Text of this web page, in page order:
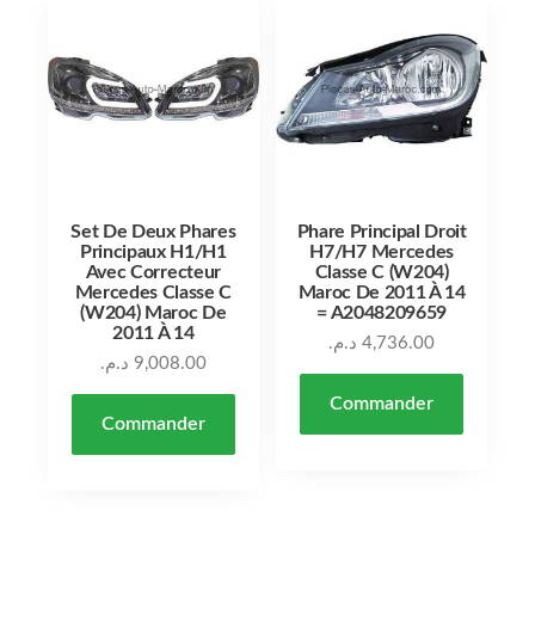
Set De Deux Phares
Principaux H1/H1
Avec Correcteur
Mercedes Classe C
(W204) Maroc De
2011 À 14
9,008.00 د.م.
Commander
Phare Principal Droit
H7/H7 Mercedes
Classe C (W204)
Maroc De 2011 À 14
= A2048209659
4,736.00 د.م.
Commander